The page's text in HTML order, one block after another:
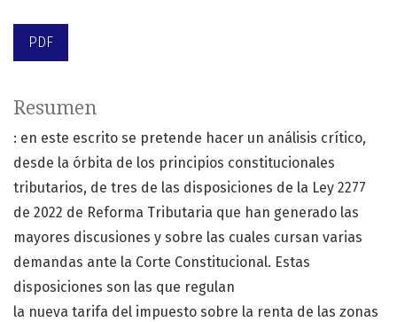
PDF
Resumen
: en este escrito se pretende hacer un análisis crítico,
desde la órbita de los principios constitucionales
tributarios, de tres de las disposiciones de la Ley 2277
de 2022 de Reforma Tributaria que han generado las
mayores discusiones y sobre las cuales cursan varias
demandas ante la Corte Constitucional. Estas
disposiciones son las que regulan
la nueva tarifa del impuesto sobre la renta de las zonas